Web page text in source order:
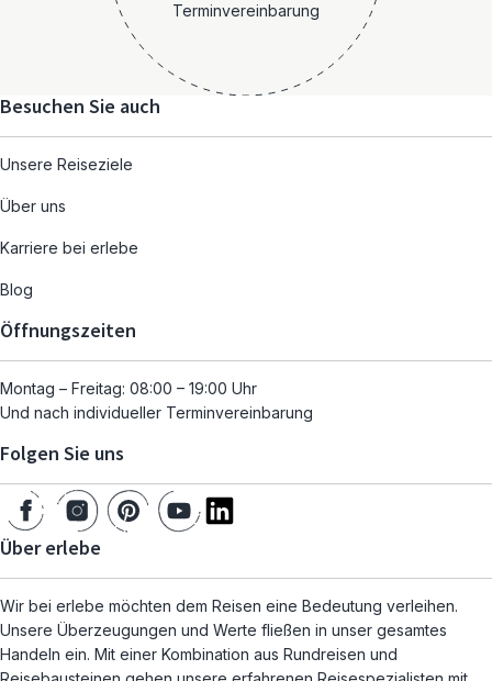
Terminvereinbarung
Besuchen Sie auch
Unsere Reiseziele
Über uns
Karriere bei erlebe
Blog
Öffnungszeiten
Montag – Freitag: 08:00 – 19:00 Uhr
Und nach individueller Terminvereinbarung
Folgen Sie uns
Über erlebe
Wir bei erlebe möchten dem Reisen eine Bedeutung verleihen.
Unsere Überzeugungen und Werte fließen in unser gesamtes
Handeln ein. Mit einer Kombination aus Rundreisen und